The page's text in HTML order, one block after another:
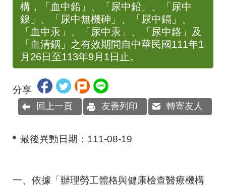
構，「血中鉛」、「尿中鉛」、「尿中
鎳」、「尿中無機砷」、「尿中鎘」、
「血中汞」、「尿中汞」、「尿中鉻」及
「血清銦」之有效期間自中華民國111年1
月26日至113年9月1日止。
分享
回上一頁 友善列印 轉寄友人
最後異動日期： 111-08-19
一、依據「辦理勞工體格與健康檢查醫療機構